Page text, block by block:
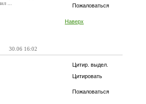
Пожаловаться
Наверх
...
30.06 16:02
Цитир. выдел.
Цитировать
Пожаловаться